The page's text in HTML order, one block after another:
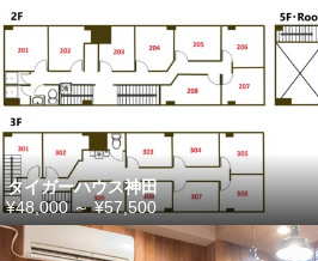
タイガーハウス神田
¥48,000～¥57,500